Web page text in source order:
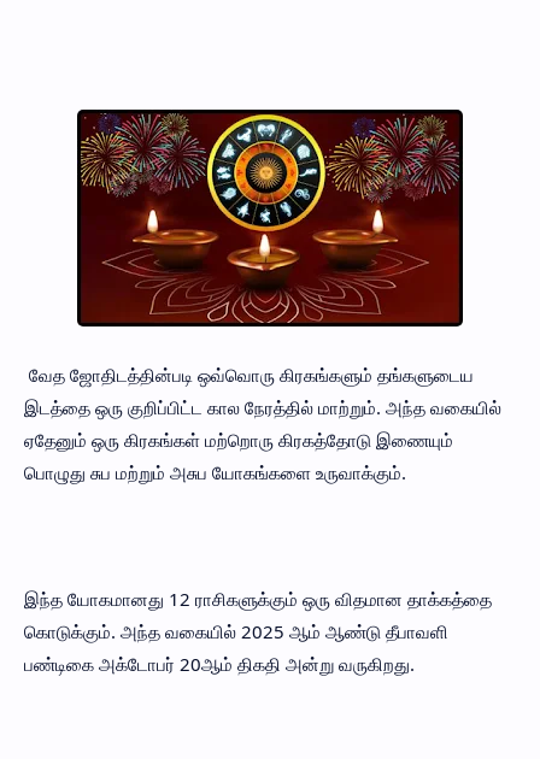
வேத ஜோதிடத்தின்படி ஒவ்வொரு கிரகங்களும் தங்களுடைய
இடத்தை ஒரு குறிப்பிட்ட கால நேரத்தில் மாற்றும். அந்த வகையில்
ஏதேனும் ஒரு கிரகங்கள் மற்றொரு கிரகத்தோடு இணையும்
பொழுது சுப மற்றும் அசுப யோகங்களை உருவாக்கும்.
இந்த யோகமானது 12 ராசிகளுக்கும் ஒரு விதமான தாக்கத்தை
கொடுக்கும். அந்த வகையில் 2025 ஆம் ஆண்டு தீபாவளி
பண்டிகை அக்டோபர் 20ஆம் திகதி அன்று வருகிறது.